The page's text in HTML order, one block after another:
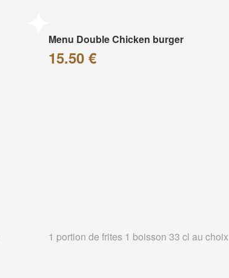
Menu Double Chicken burger
15.50 €
1 portion de frites 1 boisson 33 cl au choix